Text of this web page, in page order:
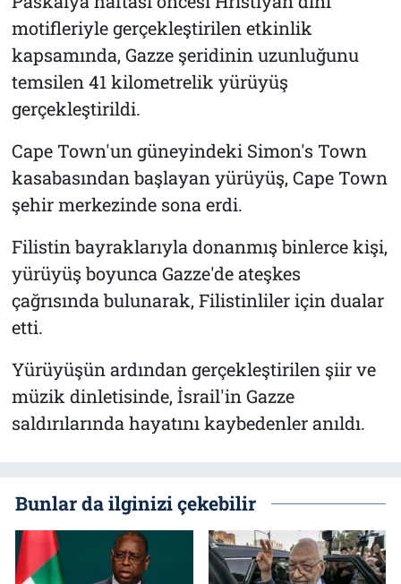
motifleriyle gerçekleştirilen etkinlik
kapsamında, Gazze şeridinin uzunluğunu
temsilen 41 kilometrelik yürüyüş
gerçekleştirildi.
Cape Town'un güneyindeki Simon's Town
kasabasından başlayan yürüyüş, Cape Town
şehir merkezinde sona erdi.
Filistin bayraklarıyla donanmış binlerce kişi,
yürüyüş boyunca Gazze'de ateşkes
çağrısında bulunarak, Filistinliler için dualar
etti.
Yürüyüşün ardından gerçekleştirilen şiir ve
müzik dinletisinde, İsrail'in Gazze
saldırılarında hayatını kaybedenler anıldı.
Bunlar da ilginizi çekebilir